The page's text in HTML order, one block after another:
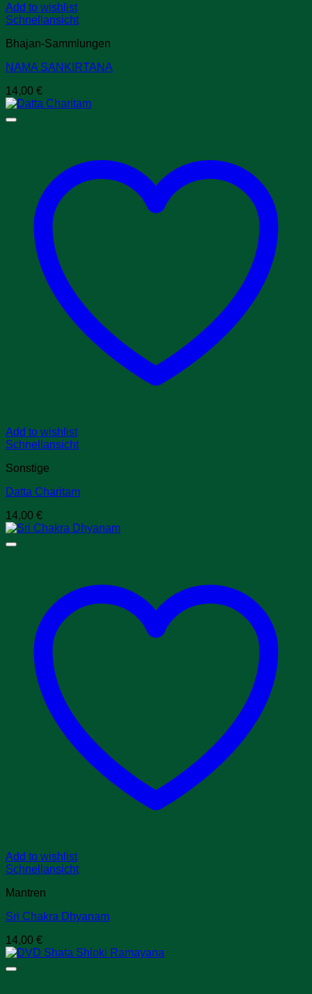
Add to wishlist
Schnellansicht
Bhajan-Sammlungen
NAMA SANKIRTANA
14,00 €
Add to wishlist
Schnellansicht
Sonstige
Datta Charitam
14,00 €
Add to wishlist
Schnellansicht
Mantren
Sri Chakra Dhyanam
14,00 €